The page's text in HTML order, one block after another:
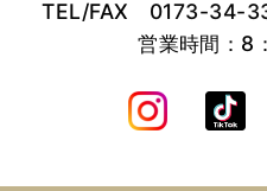
TEL/FAX 0173-34-
営業時間：8